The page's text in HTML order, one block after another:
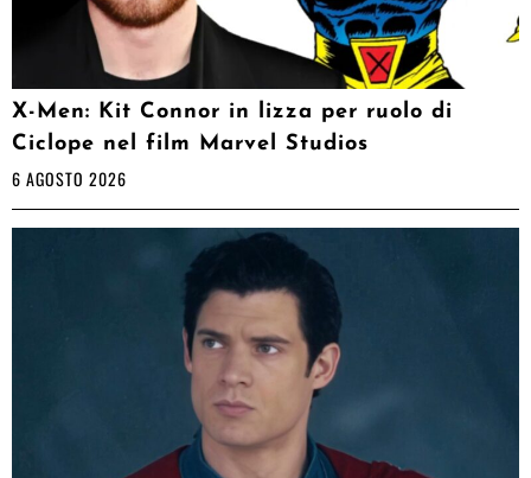
X-Men: Kit Connor in lizza per ruolo di
Ciclope nel film Marvel Studios
6 AGOSTO 2026